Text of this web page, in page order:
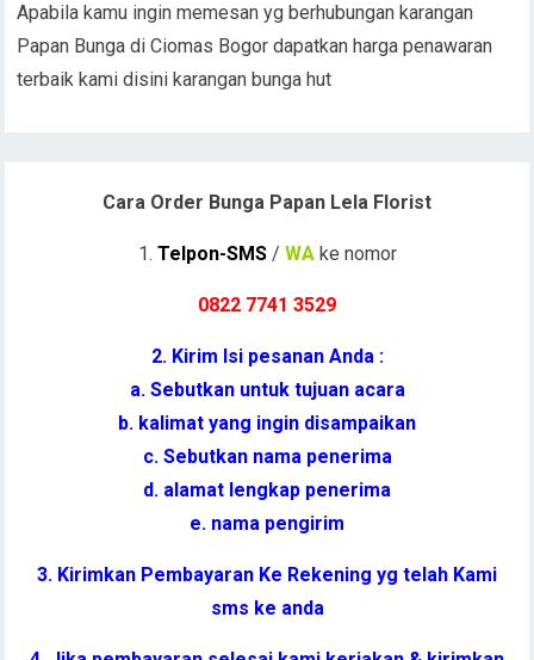
Apabila kamu ingin memesan yg berhubungan karangan
Papan Bunga di Ciomas Bogor dapatkan harga penawaran
terbaik kami disini karangan bunga hut
Cara Order Bunga Papan Lela Florist
1. Telpon-SMS/ WAke nomor
0822 7741 3529
2. Kirim Isi pesanan Anda :
a. Sebutkan untuk tujuan acara
b. kalimat yang ingin disampaikan
c. Sebutkan nama penerima
d. alamat lengkap penerima
e. nama pengirim
3. Kirimkan Pembayaran Ke Rekening yg telah Kami
sms ke anda